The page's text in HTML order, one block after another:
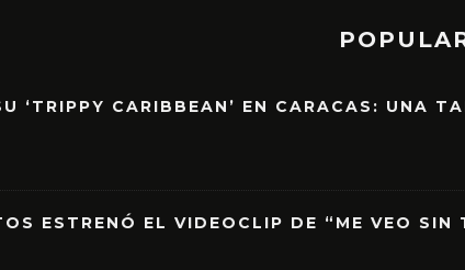
‘TRIPPY CARIBBEAN’ EN CARACAS: UNA
ESTRENÓ EL VIDEOCLIP DE “ME VEO SIN